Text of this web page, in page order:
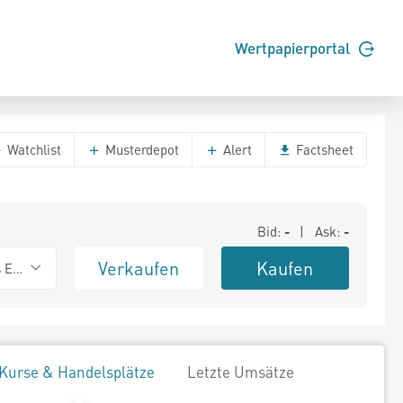
Wertpapierportal
Watchlist Musterdepot Alert Factsheet
Bid: - | Ask: -
Verkaufen Kaufen
& Handelsplätze Letzte Umsätze